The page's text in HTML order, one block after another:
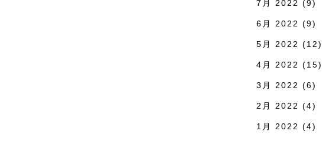
7月 2022 (9)
6月 2022 (9)
5月 2022 (12)
4月 2022 (15)
3月 2022 (6)
2月 2022 (4)
1月 2022 (4)